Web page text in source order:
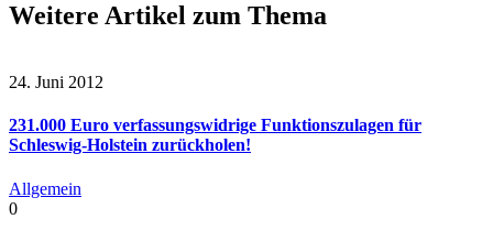
Weitere Artikel zum Thema
24. Juni 2012
231.000 Euro verfassungswidrige Funktionszulagen für
Schleswig-Holstein zurückholen!
Allgemein
0